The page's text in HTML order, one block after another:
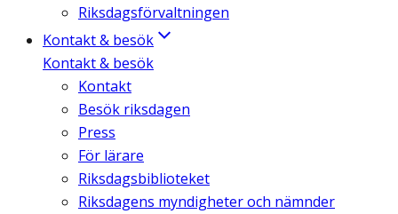
Riksdagsförvaltningen
Kontakt & besök
Kontakt & besök
Kontakt
Besök riksdagen
Press
För lärare
Riksdagsbiblioteket
Riksdagens myndigheter och nämnder